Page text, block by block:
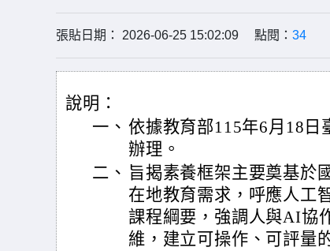
張貼日期： 2026-06-25 15:02:09 點閱： 34
說明：
一、 依據教育部115年6月18日
辦理。
二、 旨揭素養框架主要奠基於
在地教育需求，呼應人工
課程綱要，強調人與AI協
維，建立可操作、可評量